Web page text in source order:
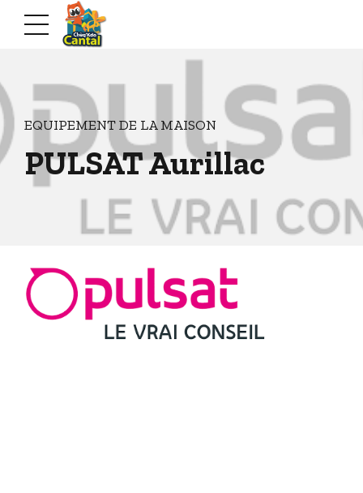
EQUIPEMENT DE LA MAISON
PULSAT Aurillac